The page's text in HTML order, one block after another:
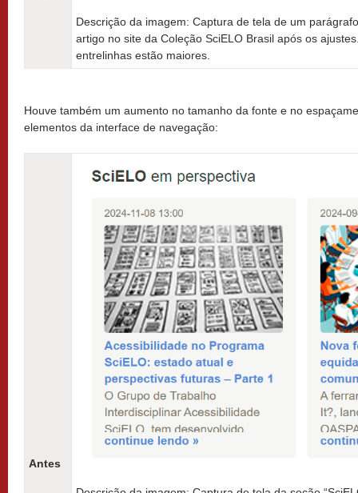
Descrição da imagem: Captura de tela de um
artigo no site da Coleção SciELO Brasil após os
entrelinhas estão maiores.
Houve também um aumento no tamanho da fonte e no
elementos da interface de navegação:
Antes